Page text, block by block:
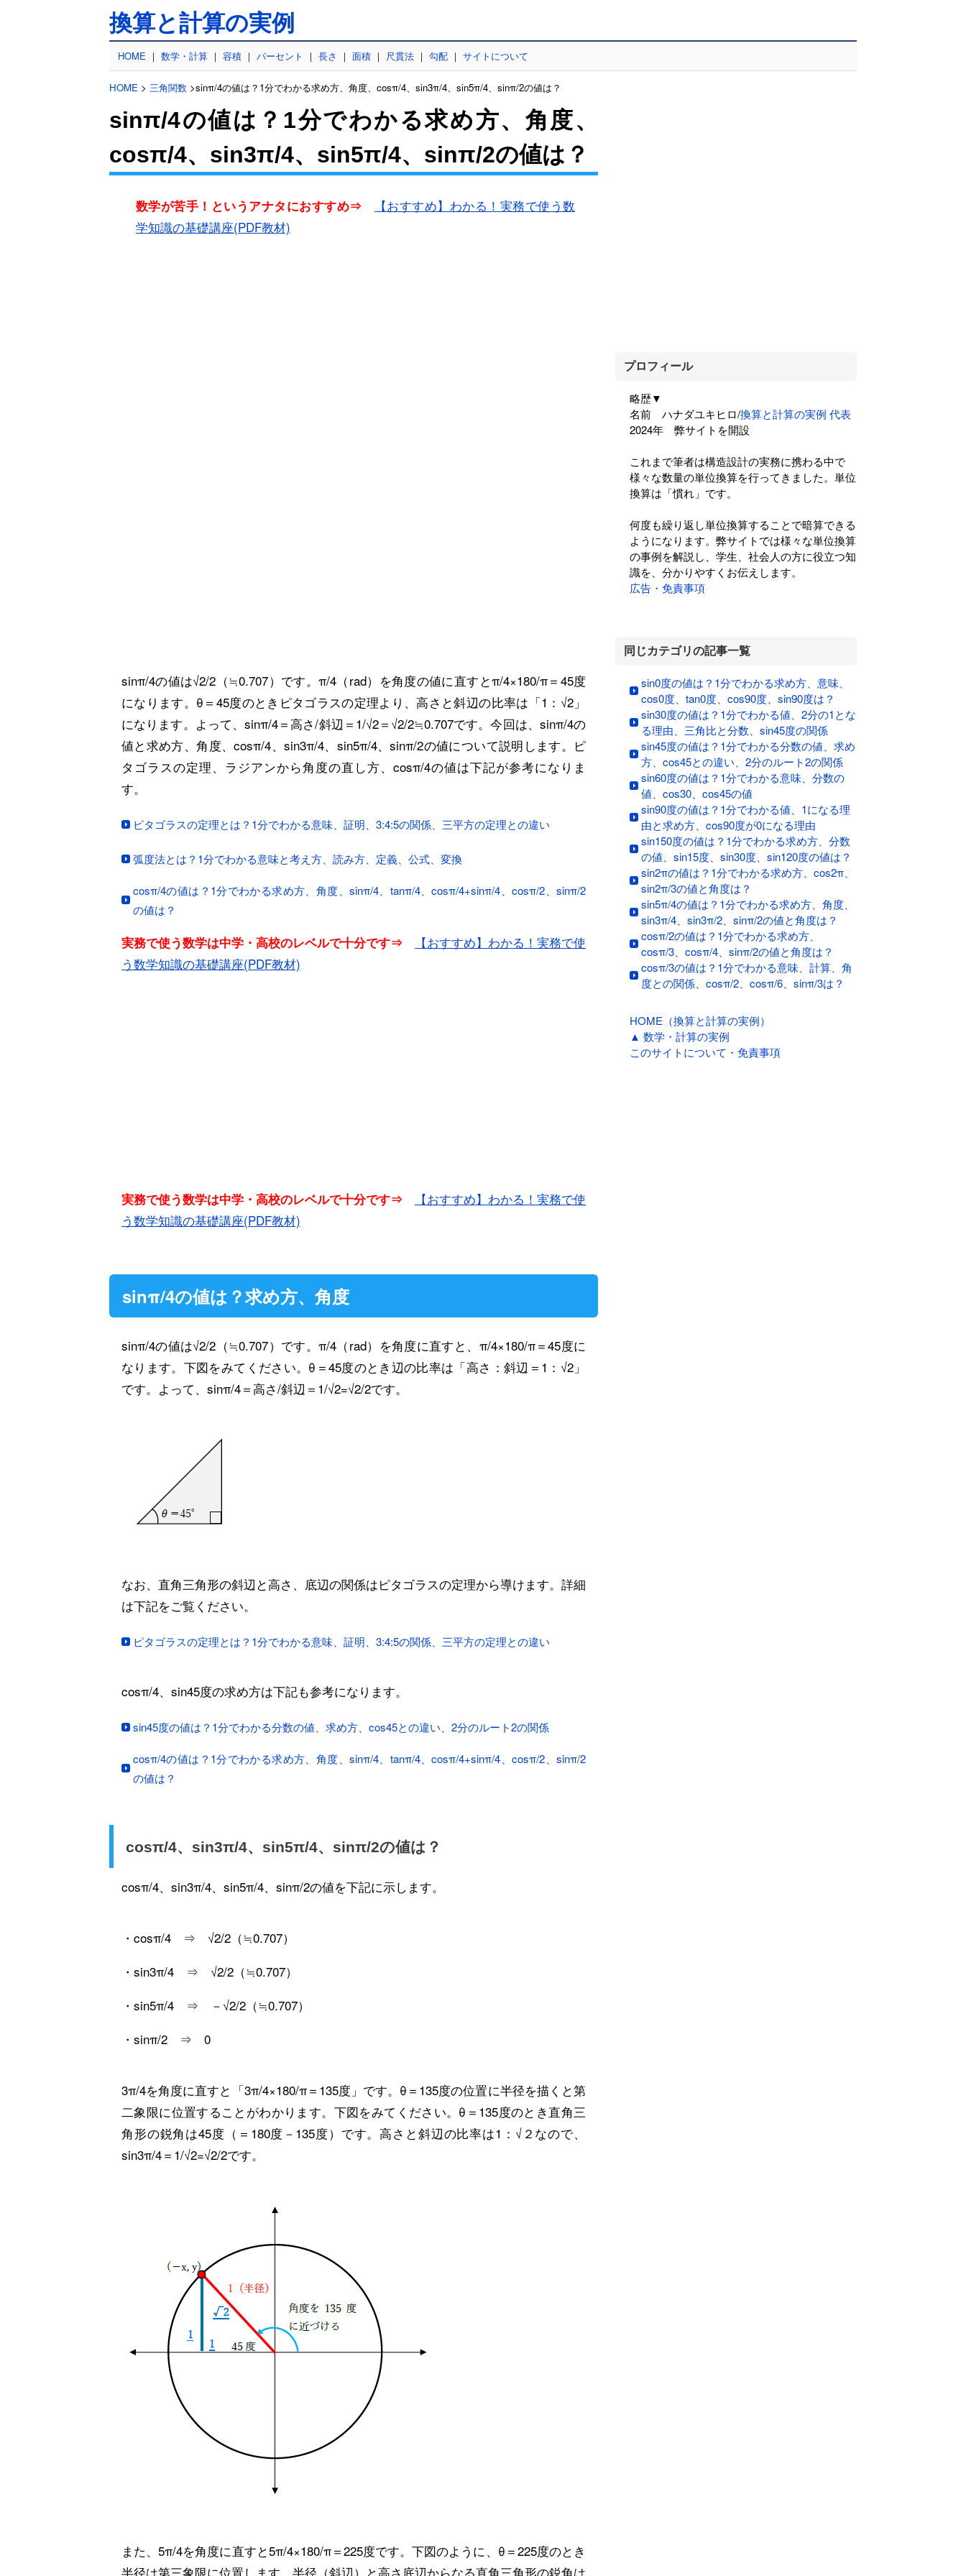
換算と計算の実例
HOME ｜ 数学・計算 ｜ 容積 ｜ パーセント ｜ 長さ ｜ 面積 ｜ 尺貫法 ｜ 勾配 ｜ サイトについて
HOME > 三角関数 >sinπ/4の値は？1分でわかる求め方、角度、cosπ/4、sin3π/4、sin5π/4、sinπ/2の値は？
sinπ/4の値は？1分でわかる求め方、角度、
cosπ/4、sin3π/4、sin5π/4、sinπ/2の値は？
数学が苦手！というアナタにおすすめ⇒
【おすすめ】わかる！実務で使う数
学知識の基礎講座(PDF教材)
sinπ/4の値は√2/2（≒0.707）です。π/4（rad）を角度の値に直すとπ/4×180/π＝45度
になります。θ＝45度のときピタゴラスの定理より、高さと斜辺の比率は「1：√2」
になります。よって、sinπ/4＝高さ/斜辺＝1/√2＝√2/2≒0.707です。今回は、sinπ/4の
値と求め方、角度、cosπ/4、sin3π/4、sin5π/4、sinπ/2の値について説明します。ピ
タゴラスの定理、ラジアンから角度の直し方、cosπ/4の値は下記が参考になりま
す。
ピタゴラスの定理とは？1分でわかる意味、証明、3:4:5の関係、三平方の定理との違い
弧度法とは？1分でわかる意味と考え方、読み方、定義、公式、変換
cosπ/4の値は？1分でわかる求め方、角度、sinπ/4、tanπ/4、cosπ/4+sinπ/4、cosπ/2、sinπ/2
の値は？
実務で使う数学は中学・高校のレベルで十分です⇒
【おすすめ】わかる！実務で使
う数学知識の基礎講座(PDF教材)
実務で使う数学は中学・高校のレベルで十分です⇒
【おすすめ】わかる！実務で使
う数学知識の基礎講座(PDF教材)
sinπ/4の値は？求め方、角度
sinπ/4の値は√2/2（≒0.707）です。π/4（rad）を角度に直すと、π/4×180/π＝45度に
なります。下図をみてください。θ＝45度のとき辺の比率は「高さ：斜辺＝1：√2」
です。よって、sinπ/4＝高さ/斜辺＝1/√2=√2/2です。
なお、直角三角形の斜辺と高さ、底辺の関係はピタゴラスの定理から導けます。詳細
は下記をご覧ください。
ピタゴラスの定理とは？1分でわかる意味、証明、3:4:5の関係、三平方の定理との違い
cosπ/4、sin45度の求め方は下記も参考になります。
sin45度の値は？1分でわかる分数の値、求め方、cos45との違い、2分のルート2の関係
cosπ/4の値は？1分でわかる求め方、角度、sinπ/4、tanπ/4、cosπ/4+sinπ/4、cosπ/2、sinπ/2
の値は？
cosπ/4、sin3π/4、sin5π/4、sinπ/2の値は？
cosπ/4、sin3π/4、sin5π/4、sinπ/2の値を下記に示します。
・cosπ/4 ⇒ √2/2（≒0.707）
・sin3π/4 ⇒ √2/2（≒0.707）
・sin5π/4 ⇒ －√2/2（≒0.707）
・sinπ/2 ⇒ 0
3π/4を角度に直すと「3π/4×180/π＝135度」です。θ＝135度の位置に半径を描くと第
二象限に位置することがわかります。下図をみてください。θ＝135度のとき直角三
角形の鋭角は45度（＝180度－135度）です。高さと斜辺の比率は1：√２なので、
sin3π/4＝1/√2=√2/2です。
また、5π/4を角度に直すと5π/4×180/π＝225度です。下図のように、θ＝225度のとき
半径は第三象限に位置します。半径（斜辺）と高さ底辺からなる直角三角形の鋭角は
プロフィール
略歴▼
名前 ハナダユキヒロ/換算と計算の実例 代表
2024年 弊サイトを開設
これまで筆者は構造設計の実務に携わる中で
様々な数量の単位換算を行ってきました。単位
換算は「慣れ」です。
何度も繰り返し単位換算することで暗算できる
ようになります。弊サイトでは様々な単位換算
の事例を解説し、学生、社会人の方に役立つ知
識を、分かりやすくお伝えします。
広告・免責事項
同じカテゴリの記事一覧
sin0度の値は？1分でわかる求め方、意味、
cos0度、tan0度、cos90度、sin90度は？
sin30度の値は？1分でわかる値、2分の1とな
る理由、三角比と分数、sin45度の関係
sin45度の値は？1分でわかる分数の値、求め
方、cos45との違い、2分のルート2の関係
sin60度の値は？1分でわかる意味、分数の
値、cos30、cos45の値
sin90度の値は？1分でわかる値、1になる理
由と求め方、cos90度が0になる理由
sin150度の値は？1分でわかる求め方、分数
の値、sin15度、sin30度、sin120度の値は？
sin2πの値は？1分でわかる求め方、cos2π、
sin2π/3の値と角度は？
sin5π/4の値は？1分でわかる求め方、角度、
sin3π/4、sin3π/2、sinπ/2の値と角度は？
cosπ/2の値は？1分でわかる求め方、
cosπ/3、cosπ/4、sinπ/2の値と角度は？
cosπ/3の値は？1分でわかる意味、計算、角
度との関係、cosπ/2、cosπ/6、sinπ/3は？
HOME（換算と計算の実例）
▲ 数学・計算の実例
このサイトについて・免責事項